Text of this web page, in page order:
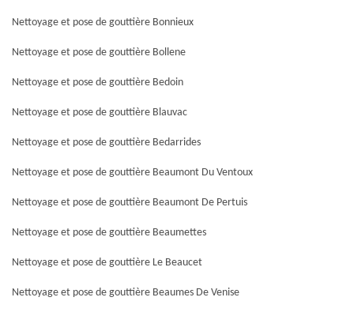
Nettoyage et pose de gouttière Bonnieux
Nettoyage et pose de gouttière Bollene
Nettoyage et pose de gouttière Bedoin
Nettoyage et pose de gouttière Blauvac
Nettoyage et pose de gouttière Bedarrides
Nettoyage et pose de gouttière Beaumont Du Ventoux
Nettoyage et pose de gouttière Beaumont De Pertuis
Nettoyage et pose de gouttière Beaumettes
Nettoyage et pose de gouttière Le Beaucet
Nettoyage et pose de gouttière Beaumes De Venise